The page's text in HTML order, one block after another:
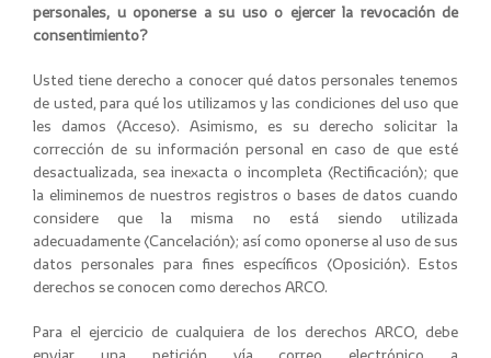
personales, u oponerse a su uso o ejercer la revocación de
consentimiento?
Usted tiene derecho a conocer qué datos personales tenemos
de usted, para qué los utilizamos y las condiciones del uso que
les damos (Acceso). Asimismo, es su derecho solicitar la
corrección de su información personal en caso de que esté
desactualizada, sea inexacta o incompleta (Rectificación); que
la eliminemos de nuestros registros o bases de datos cuando
considere que la misma no está siendo utilizada
adecuadamente (Cancelación); así como oponerse al uso de sus
datos personales para fines específicos (Oposición). Estos
derechos se conocen como derechos ARCO.
Para el ejercicio de cualquiera de los derechos ARCO, debe